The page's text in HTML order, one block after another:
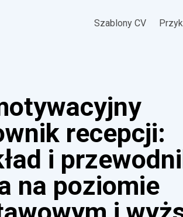
Szablony CV
recepcji:
i
na poziomie